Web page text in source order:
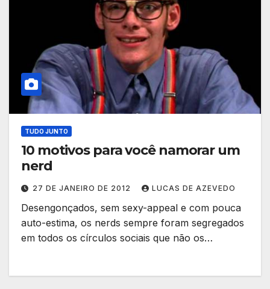
TUDO JUNTO
10 motivos para você namorar um
nerd
27 DE JANEIRO DE 2012 LUCAS DE AZEVEDO
Desengonçados, sem sexy-appeal e com pouca
auto-estima, os nerds sempre foram segregados
em todos os círculos sociais que não os…